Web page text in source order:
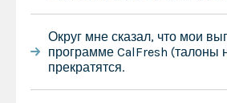
Округ мне сказал, что мои
программе CalFresh (талоны
прекратятся.